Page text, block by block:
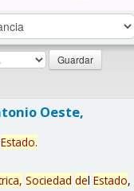
Oeste,
Estado.
Sociedad del Estado,